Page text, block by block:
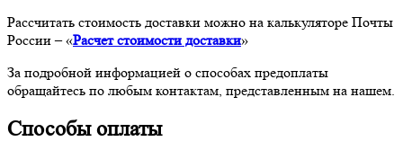
Рассчитать стоимость доставки можно на калькуляторе Почты
России – «Расчет стоимости доставки»
За подробной информацией о способах предоплаты
обращайтесь по любым контактам, представленным на нашем.
Способы оплаты